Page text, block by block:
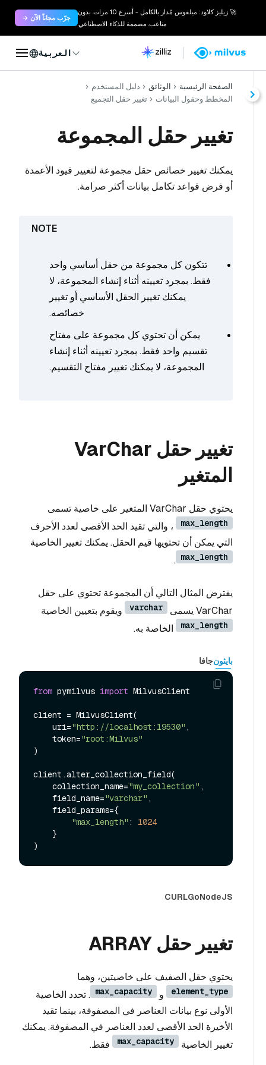
🚀 زيليز كلاود: ميلفوس مُدار بالكامل - أسرع 10 مرات. بدون
متاعب. مصممة للذكاء الاصطناعي.
جرّب مجاناً الآن →
العربية
الصفحة الرئيسية الوثائق
دليل المستخدم
المخطط وحقول البيانات
تغيير حقل التجميع
تغيير حقل المجموعة
يمكنك تغيير خصائص حقل مجموعة لتغيير قيود الأعمدة
أو فرض قواعد تكامل بيانات أكثر صرامة.
تتكون كل مجموعة من حقل أساسي واحد
فقط. بمجرد تعيينه أثناء إنشاء المجموعة، لا
يمكنك تغيير الحقل الأساسي أو تغيير
خصائصه.
يمكن أن تحتوي كل مجموعة على مفتاح
تقسيم واحد فقط. بمجرد تعيينه أثناء إنشاء
المجموعة، لا يمكنك تغيير مفتاح التقسيم.
تغيير حقل VarChar
المتغير
يحتوي حقل VarChar المتغير على خاصية تسمى
max_length
، والتي تقيد الحد الأقصى لعدد الأحرف
التي يمكن أن تحتويها قيم الحقل. يمكنك تغيير الخاصية
max_length
.
يفترض المثال التالي أن المجموعة تحتوي على حقل
VarChar يسمى
varchar ويقوم بتعيين الخاصية
max_length الخاصة به.
بايثونجافا
from pymilvus import MilvusClient
client = MilvusClient(
    uri=
"http://localhost:19530" ,
    token=
"root:Milvus"
)
client.alter_collection_field(
    collection_name=
"my_collection" ,
    field_name=
"varchar" ,
"max_length" : 1024
NodeJS
Go
CURL
تغيير حقل ARRAY
يحتوي حقل الصفيف على خاصيتين، وهما
element_type و max_capacity . تحدد الخاصية
الأولى نوع بيانات العناصر في المصفوفة، بينما تقيد
الأخيرة الحد الأقصى لعدد العناصر في المصفوفة. يمكنك
تغيير الخاصية
max_capacity فقط.